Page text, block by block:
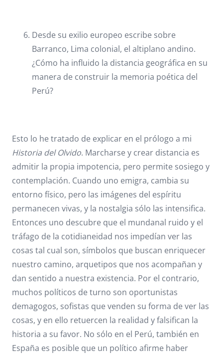
Desde su exilio europeo escribe sobre
Barranco, Lima colonial, el altiplano andino.
¿Cómo ha influido la distancia geográfica en su
manera de construir la memoria poética del
Perú?
Esto lo he tratado de explicar en el prólogo a mi
Historia del Olvido. Marcharse y crear distancia es
admitir la propia impotencia, pero permite sosiego y
contemplación. Cuando uno emigra, cambia su
entorno físico, pero las imágenes del espíritu
permanecen vivas, y la nostalgia sólo las intensifica.
Entonces uno descubre que el mundanal ruido y el
tráfago de la cotidianeidad nos impedían ver las
cosas tal cual son, símbolos que buscan enriquecer
nuestro camino, arquetipos que nos acompañan y
dan sentido a nuestra existencia. Por el contrario,
muchos políticos de turno son oportunistas
demagogos, sofistas que venden su forma de ver las
cosas, y en ello retuercen la realidad y falsifican la
historia a su favor. No sólo en el Perú, también en
España es posible que un político afirme haber